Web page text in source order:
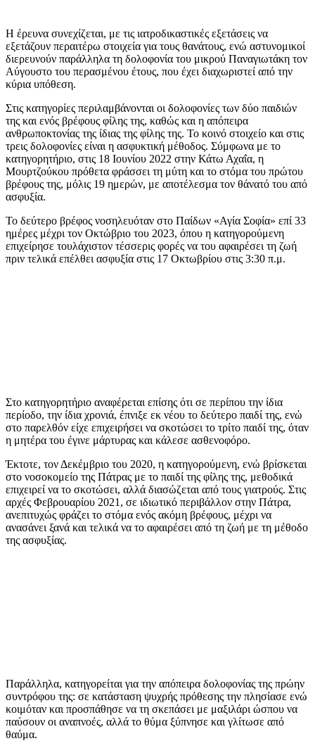
Η έρευνα συνεχίζεται, με τις ιατροδικαστικές εξετάσεις να
εξετάζουν περαιτέρω στοιχεία για τους θανάτους, ενώ αστυνομικοί
διερευνούν παράλληλα τη δολοφονία του μικρού Παναγιωτάκη τον
Αύγουστο του περασμένου έτους, που έχει διαχωριστεί από την
κύρια υπόθεση.
Στις κατηγορίες περιλαμβάνονται οι δολοφονίες των δύο παιδιών
της και ενός βρέφους φίλης της, καθώς και η απόπειρα
ανθρωποκτονίας της ίδιας της φίλης της. Το κοινό στοιχείο και στις
τρεις δολοφονίες είναι η ασφυκτική μέθοδος. Σύμφωνα με το
κατηγορητήριο, στις 18 Ιουνίου 2022 στην Κάτω Αχαΐα, η
Μουρτζούκου πρόθετα φράσσει τη μύτη και το στόμα του πρώτου
βρέφους της, μόλις 19 ημερών, με αποτέλεσμα τον θάνατό του από
ασφυξία.
Το δεύτερο βρέφος νοσηλευόταν στο Παίδων «Αγία Σοφία» επί 33
ημέρες μέχρι τον Οκτώβριο του 2023, όπου η κατηγορούμενη
επιχείρησε τουλάχιστον τέσσερις φορές να του αφαιρέσει τη ζωή
πριν τελικά επέλθει ασφυξία στις 17 Οκτωβρίου στις 3:30 π.μ.
Στο κατηγορητήριο αναφέρεται επίσης ότι σε περίπου την ίδια
περίοδο, την ίδια χρονιά, έπνιξε εκ νέου το δεύτερο παιδί της, ενώ
στο παρελθόν είχε επιχειρήσει να σκοτώσει το τρίτο παιδί της, όταν
η μητέρα του έγινε μάρτυρας και κάλεσε ασθενοφόρο.
Έκτοτε, τον Δεκέμβριο του 2020, η κατηγορούμενη, ενώ βρίσκεται
στο νοσοκομείο της Πάτρας με το παιδί της φίλης της, μεθοδικά
επιχειρεί να το σκοτώσει, αλλά διασώζεται από τους γιατρούς. Στις
αρχές Φεβρουαρίου 2021, σε ιδιωτικό περιβάλλον στην Πάτρα,
ανεπιτυχώς φράζει το στόμα ενός ακόμη βρέφους, μέχρι να
ανασάνει ξανά και τελικά να το αφαιρέσει από τη ζωή με τη μέθοδο
της ασφυξίας.
Παράλληλα, κατηγορείται για την απόπειρα δολοφονίας της πρώην
συντρόφου της: σε κατάσταση ψυχρής πρόθεσης την πλησίασε ενώ
κοιμόταν και προσπάθησε να τη σκεπάσει με μαξιλάρι ώσπου να
παύσουν οι αναπνοές, αλλά το θύμα ξύπνησε και γλίτωσε από
θαύμα.